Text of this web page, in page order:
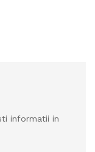
informatii in